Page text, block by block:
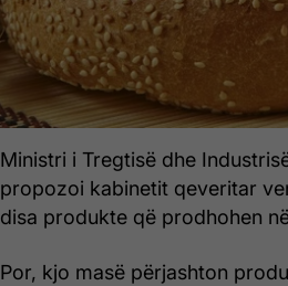
Ministri i Tregtisë dhe
propozoi kabinetit qeveritar
disa produkte që prodhohen
Por, kjo masë përjashton